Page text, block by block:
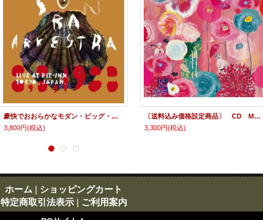
豪快でおおらかなモダン・ビッグ・バンドの正統的側面とちょっと不思議な宇宙飛行の趣やスピリチュアル・フリー傾向を併せ持った適度に猥雑で賑々しいサーカスを見るような絶頂ライヴ! 2枚組CD SUN RA ARKESTRA サン・ラ・アーケストラ / LIVE AT PIT-INN TOKYO, JAPAN, 8, 8, 1988
3,800円(税込)
〔送料込み価格設定商品〕 CD MAYUMI / Rhodanthe
3,300円(税込)
ホーム | ショッピングカート
特定商取引法表示 | ご利用案内